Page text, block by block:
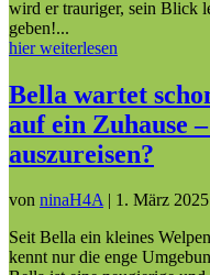
wird er trauriger, sein Blick
geben!...
hier weiterlesen
Bella wartet
auf ein Zuhause
auszureisen?
von ninaH4A| 1. März 2025
Seit Bella ein kleines
kennt nur die enge